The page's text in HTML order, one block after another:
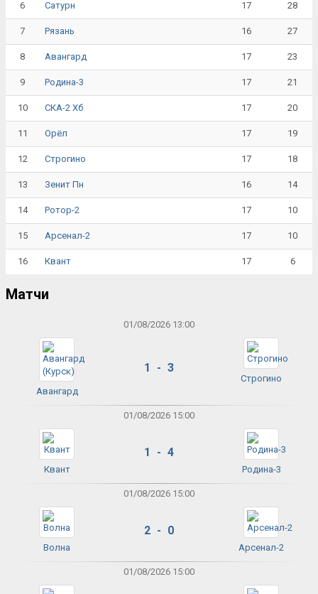
6 Сатурн 17 28
7 Рязань 16 27
8 Авангард 17 23
9 Родина-3 17 21
10 СКА-2 Хб 17 20
11 Орёл 17 19
12 Строгино 17 18
13 Зенит Пн 16 14
14 Ротор-2 17 10
15 Арсенал-2 17 10
16 Квант 17 6
Матчи
01/08/2026 13:00
Авангард
1 - 3
Строгино
01/08/2026 15:00
Квант
1 - 4
Родина-3
01/08/2026 15:00
Волна
2 - 0
Арсенал-2
01/08/2026 15:00